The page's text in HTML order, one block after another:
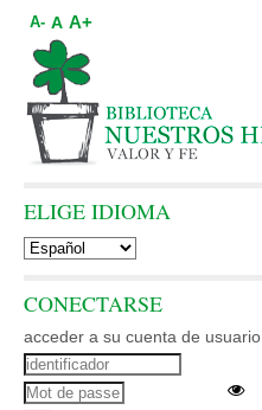
A- A A+
ELIGE IDIOMA
CONECTARSE
acceder a su cuenta de usuario